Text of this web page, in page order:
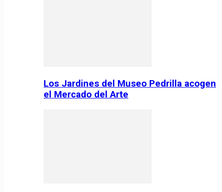
Los Jardines del Museo Pedrilla acogen
el Mercado del Arte